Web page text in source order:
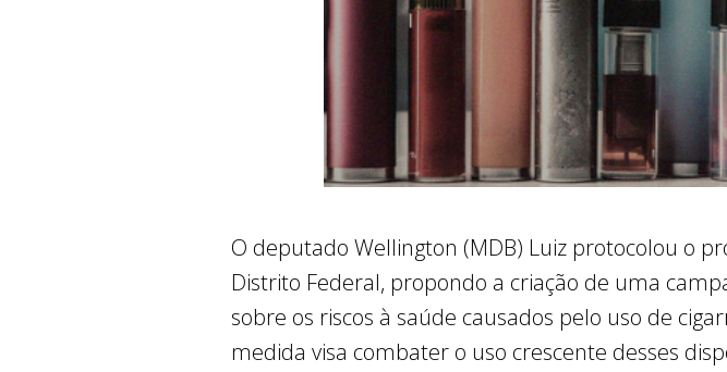
O deputado Wellington (MDB) Luiz protocolou o
Distrito Federal, propondo a criação de uma
sobre os riscos à saúde causados pelo uso de
medida visa combater o uso crescente desses